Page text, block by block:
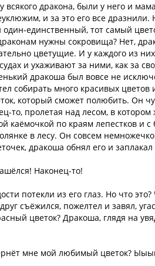
дракона, были у него и
и за это его все дразнили.
единственный, тот самый
нужны сокровища? Нет,
цветущие. И у каждого из
и ухаживают за ними, как за
дракоша был вовсе не
собирать много красивых
который сможет полюбить. Он
то, пролетая над лесом, в
каёмочкой по краям лепестков и
в лесу. Он совсем
дракоша обнял его и заплакал
Наконец-то!
потекли из его глаз. Но что
съёжился, пожелтел и завял,
цветок? Дракоша, глядя на
мне мой любимый цветок?